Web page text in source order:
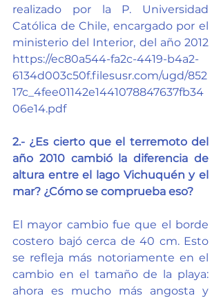
realizado por la P. Universidad
Católica de Chile, encargado por el
https://ec80a544-fa2c-4419-b4a2-
6134d003c50f.filesusr.com/ugd/852
17c_4fee01142e1441078847637fb34
06e14.pdf
2.- ¿Es cierto que el terremoto del
año 2010 cambió la diferencia de
altura entre el lago Vichuquén y el
mar? ¿Cómo se comprueba eso?
El mayor cambio fue que el borde
costero bajó cerca de 40 cm. Esto
se refleja más notoriamente en el
cambio en el tamaño de la playa:
ahora es mucho más angosta y